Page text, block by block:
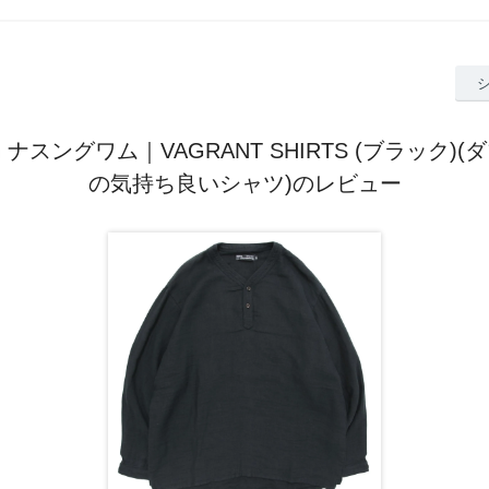
ナスングワム｜VAGRANT SHIRTS (ブラック)(
の気持ち良いシャツ)のレビュー